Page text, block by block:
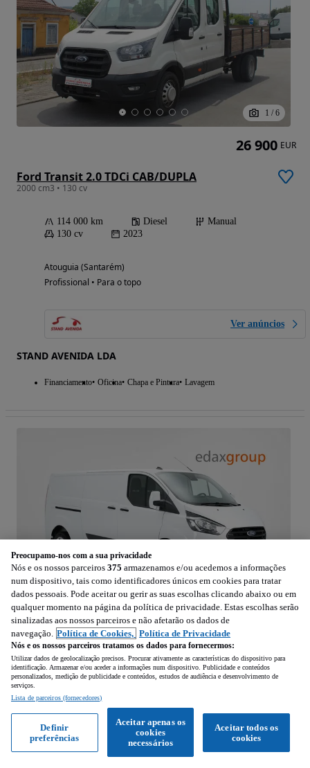
1 / 6
Ford Transit 2.0 TDCi CAB/DUPLA
2000 cm3 • 130 cv
114 000 km Diesel
Manual
130 cv
2023
Atouguia (Santarém)
Profissional • Para o topo
Ver anúncios
STAND AVENIDA LDA
Financiamento Oficina Chapa e Pintura Lavagem
26 900 EUR
1/6
Ford Transit 130TDCi 300L2H1 Trend c/IVA
1995 cm3 • 131 cv
Diesel
2022
Fátima (Santarém)
Preocupamo-nos com a sua privacidade
Nós e os nossos parceiros 375 armazenamos e/ou acedemos a informações
num dispositivo, tais como identificadores únicos em cookies para tratar
dados pessoais. Pode aceitar ou gerir as suas escolhas clicando abaixo ou em
qualquer momento na página da política de privacidade. Estas escolhas serão
sinalizadas aos nossos parceiros e não afetarão os dados de
navegação. Política de Cookies, Política de Privacidade
Nós e os nossos parceiros tratamos os dados para fornecermos:
Utilizar dados de geolocalização precisos. Procurar ativamente as características do dispositivo para
identificação. Armazenar e/ou aceder a informações num dispositivo. Publicidade e conteúdos
personalizados, medição de publicidade e conteúdos, estudos de audiência e desenvolvimento de
serviços.
Lista de parceiros (fornecedores)
Aceitar todos os
cookies
Aceitar apenas os
cookies
necessários
Definir
preferências